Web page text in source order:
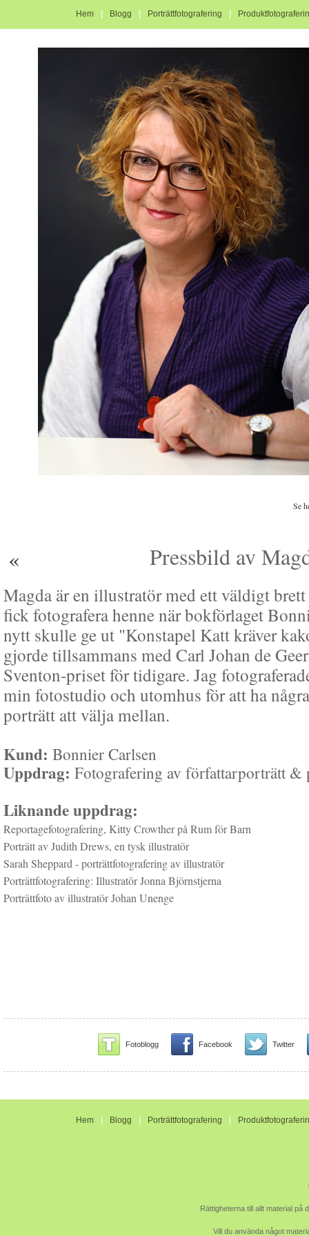
Hem Blogg Porträttfotografering
Se
« Pressbild av
Magda är en illustratör med ett väldigt
fick fotografera henne när bokförlaget
nytt skulle ge ut "Konstapel Katt kräver
gjorde tillsammans med Carl Johan de
Sventon-priset för tidigare. Jag
min fotostudio och utomhus för att ha
porträtt att välja mellan.
Kund: Bonnier Carlsen
Uppdrag: Fotografering av författarporträtt &
Liknande uppdrag:
Reportagefotografering, Kitty Crowther på Rum för Barn
Porträtt av Judith Drews, en tysk illustratör
Sarah Sheppard - porträttfotografering av illustratör
Porträttfotografering: Illustratör Jonna Björnstjerna
Porträttfoto av illustratör Johan Unenge
Fotoblogg Facebook Twitter
Hem Blogg Porträttfotografering
Rättigheterna till allt material på
Vill du använda något